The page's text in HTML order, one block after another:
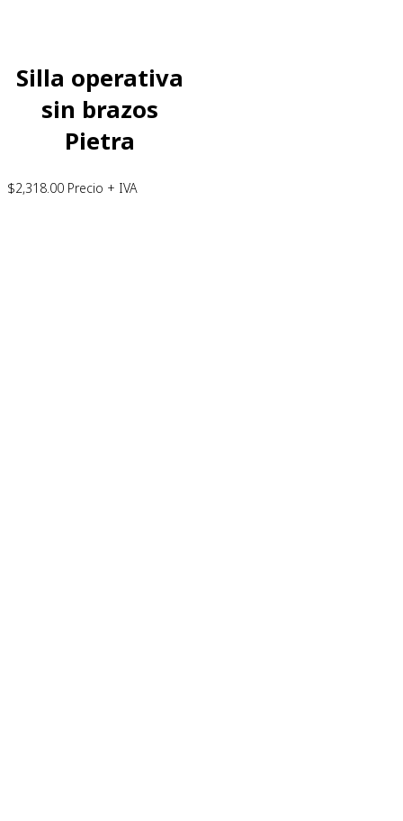
Silla operativa
sin brazos
Pietra
$2,318.00 Precio + IVA